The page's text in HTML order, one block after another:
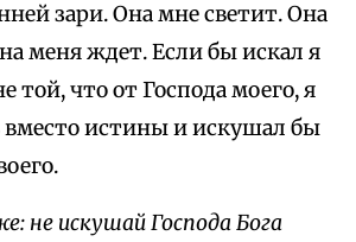
зари. Она мне светит. Она
меня ждет. Если бы искал я
той, что от Господа моего, я
истины и искушал бы
не искушай Господа Бога